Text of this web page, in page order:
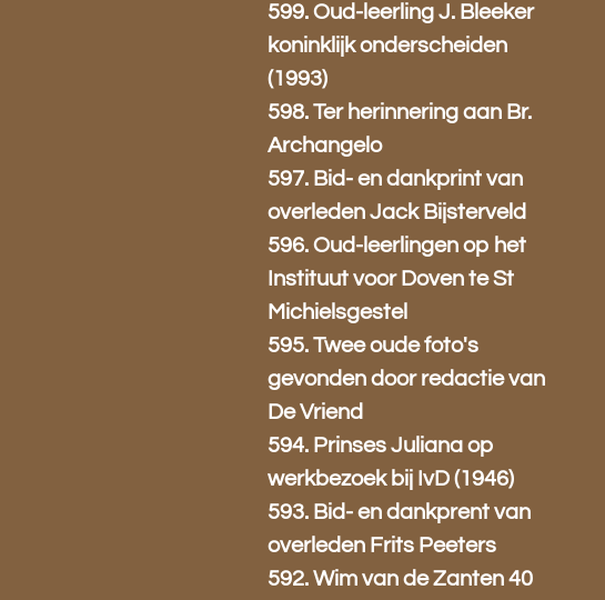
599. Oud-leerling J. Bleeker
koninklijk onderscheiden
(1993)
598. Ter herinnering aan Br.
Archangelo
597. Bid- en dankprint van
overleden Jack Bijsterveld
596. Oud-leerlingen op het
Instituut voor Doven te St
Michielsgestel
595. Twee oude foto's
gevonden door redactie van
De Vriend
594. Prinses Juliana op
werkbezoek bij IvD (1946)
593. Bid- en dankprent van
overleden Frits Peeters
592. Wim van de Zanten 40